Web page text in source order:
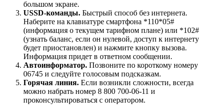
большом экране.
USSD-команды. Быстрый способ без интернета.
Наберите на клавиатуре смартфона *110*05#
(информация о текущем тарифном плане) или *102#
(узнать баланс, если он нулевой, доступ к интернету
будет приостановлен) и нажмите кнопку вызова.
Информация придет в ответном сообщении.
Автоинформатор. Позвоните по короткому номеру
06745 и следуйте голосовым подсказкам.
Горячая линия. Если возникли сложности, всегда
можно набрать номер 8 800 700-06-11 и
проконсультироваться с оператором.